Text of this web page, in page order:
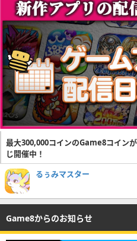
最大300,000コインのGame8コイン
じ開催中！
るぅみマスター
Game8からのお知らせ